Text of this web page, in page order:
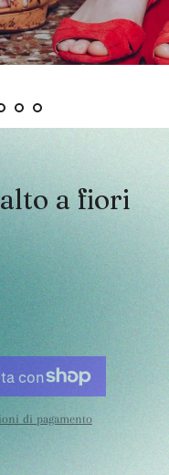
a fiori
di pagamento